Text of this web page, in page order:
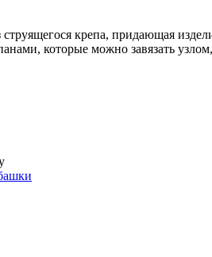
крепа, придающая
которые можно завязать